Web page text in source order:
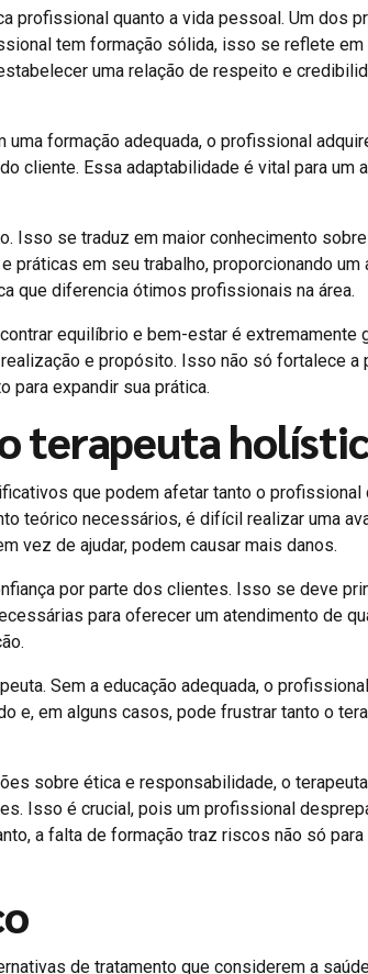
profissional quanto a vida pessoal. Um dos
tem formação sólida, isso se reflete
uma relação de respeito e
formação adequada, o profissional
cliente. Essa adaptabilidade é vital para um
Isso se traduz em maior conhecimento
em seu trabalho, proporcionando um
que diferencia ótimos profissionais na área.
equilíbrio e bem-estar é extremamente
e propósito. Isso não só fortalece a
para expandir sua prática.
terapeuta
que podem afetar tanto o profissional
teórico necessários, é difícil realizar uma
vez de ajudar, podem causar mais danos.
por parte dos clientes. Isso se deve
para oferecer um atendimento de
Sem a educação adequada, o
em alguns casos, pode frustrar tanto o
sobre ética e responsabilidade, o
Isso é crucial, pois um profissional
a falta de formação traz riscos não só
de tratamento que considerem a